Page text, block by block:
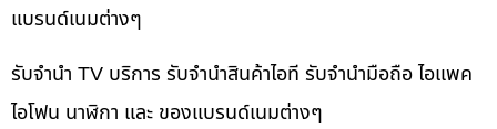
แบรนด์เนมต่างๆ
รับจำนำ TV บริการ รับจำนำสินค้าไอที รับจำนำมือถือ ไอแพค
ไอโฟน นาฬิกา และ ของแบรนด์เนมต่างๆ